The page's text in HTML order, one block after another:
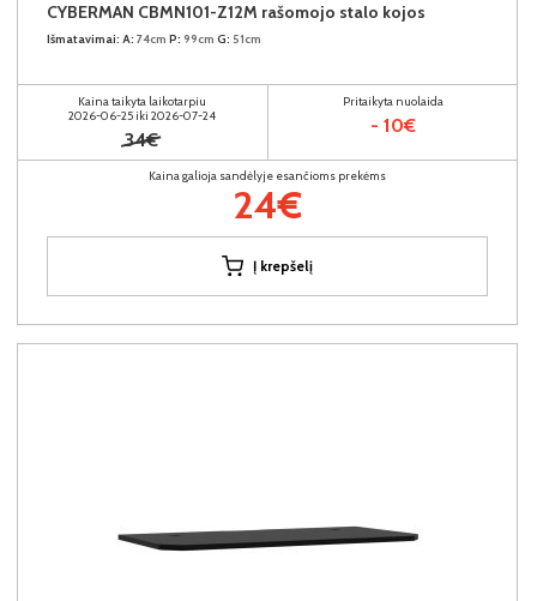
CYBERMAN CBMN101-Z12M rašomojo stalo kojos
Išmatavimai: A: 74cm P: 99cm G: 51cm
Kaina taikyta laikotarpiu
2026-06-25 iki 2026-07-24
34€
Pritaikyta nuolaida
- 10€
Kaina galioja sandėlyje esančioms prekėms
24€
Į krepšelį